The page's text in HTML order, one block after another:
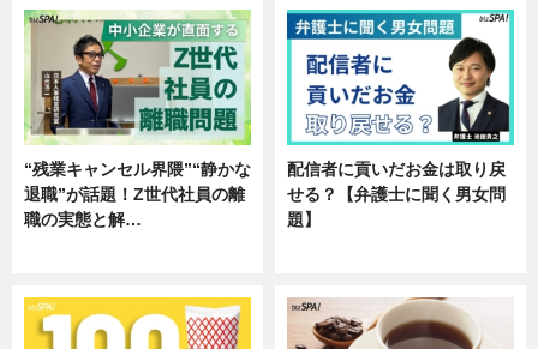
“残業キャンセル界隈”“静かな
退職”が話題！Z世代社員の離
職の実態と解…
配信者に貢いだお金は取り戻
せる？【弁護士に聞く男女問
題】